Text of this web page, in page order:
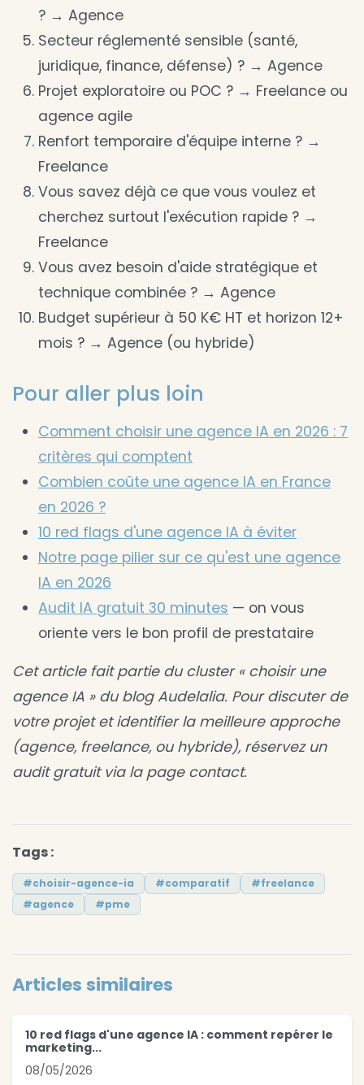
? → Agence
Secteur réglementé sensible (santé,
juridique, finance, défense) ? → Agence
Projet exploratoire ou POC ? → Freelance ou
agence agile
Renfort temporaire d'équipe interne ? →
Freelance
Vous savez déjà ce que vous voulez et
cherchez surtout l'exécution rapide ? →
Freelance
Vous avez besoin d'aide stratégique et
technique combinée ? → Agence
Budget supérieur à 50 K€ HT et horizon 12+
mois ? → Agence (ou hybride)
Pour aller plus loin
Comment choisir une agence IA en 2026 : 7
critères qui comptent
Combien coûte une agence IA en France
en 2026 ?
10 red flags d'une agence IA à éviter
Notre page pilier sur ce qu'est une agence
IA en 2026
Audit IA gratuit 30 minutes — on vous
oriente vers le bon profil de prestataire
Cet article fait partie du cluster « choisir une
agence IA » du blog Audelalia. Pour discuter de
votre projet et identifier la meilleure approche
(agence, freelance, ou hybride), réservez un
audit gratuit via la page contact.
Tags :
#choisir-agence-ia #comparatif
#freelance
#agence
#pme
Articles similaires
10 red flags d'une agence IA : comment repérer le
marketing...
08/05/2026